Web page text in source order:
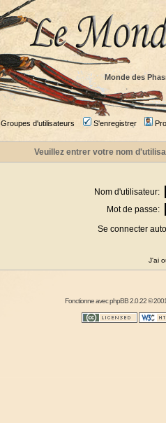
Monde des
Groupes d'utilisateurs S'enregistrer
Veuillez entrer votre nom
Nom d'utilisateur:
Mot de passe:
Se connecter
J'ai
Fonctionne avecphpBB2.0.22 ©